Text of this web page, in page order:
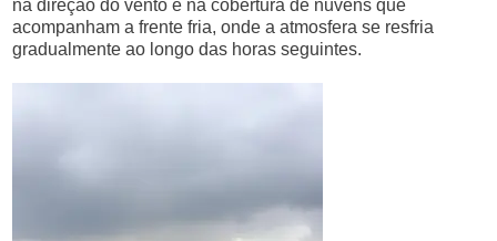
na direção do vento e na cobertura de nuvens que
acompanham a frente fria, onde a atmosfera se resfria
gradualmente ao longo das horas seguintes.